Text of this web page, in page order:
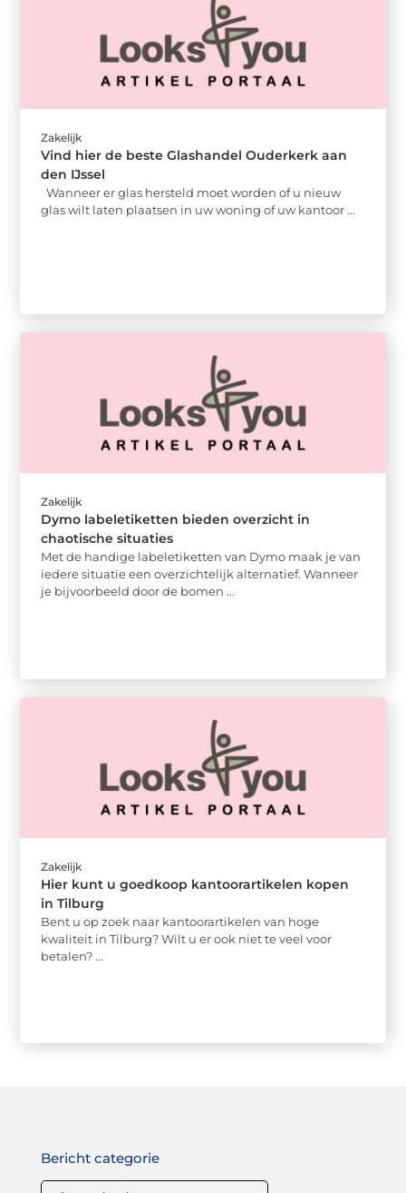
Zakelijk
Vind hier de beste Glashandel Ouderkerk aan
den IJssel
Wanneer er glas hersteld moet worden of u nieuw
glas wilt laten plaatsen in uw woning of uw kantoor ...
Zakelijk
Dymo labeletiketten bieden overzicht in
chaotische situaties
Met de handige labeletiketten van Dymo maak je van
iedere situatie een overzichtelijk alternatief. Wanneer
je bijvoorbeeld door de bomen ...
Zakelijk
Hier kunt u goedkoop kantoorartikelen kopen
in Tilburg
Bent u op zoek naar kantoorartikelen van hoge
kwaliteit in Tilburg? Wilt u er ook niet te veel voor
betalen? ...
Bericht categorie